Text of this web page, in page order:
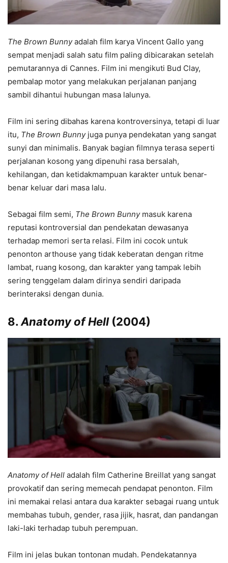
The Brown Bunnyadalah film karya Vincent Gallo yang
sempat menjadi salah satu film paling dibicarakan setelah
pemutarannya di Cannes. Film ini mengikuti Bud Clay,
pembalap motor yang melakukan perjalanan panjang
sambil dihantui hubungan masa lalunya.
Film ini sering dibahas karena kontroversinya, tetapi di luar
itu, The Brown Bunnyjuga punya pendekatan yang sangat
sunyi dan minimalis. Banyak bagian filmnya terasa seperti
perjalanan kosong yang dipenuhi rasa bersalah,
kehilangan, dan ketidakmampuan karakter untuk benar-
benar keluar dari masa lalu.
Sebagai film semi, The Brown Bunnymasuk karena
reputasi kontroversial dan pendekatan dewasanya
terhadap memori serta relasi. Film ini cocok untuk
penonton arthouse yang tidak keberatan dengan ritme
lambat, ruang kosong, dan karakter yang tampak lebih
sering tenggelam dalam dirinya sendiri daripada
berinteraksi dengan dunia.
8. Anatomy of Hell(2004)
Anatomy of Hell adalah film Catherine Breillat yang sangat
provokatif dan sering memecah pendapat penonton. Film
ini memakai relasi antara dua karakter sebagai ruang untuk
membahas tubuh, gender, rasa jijik, hasrat, dan pandangan
laki-laki terhadap tubuh perempuan.
Film ini jelas bukan tontonan mudah. Pendekatannya